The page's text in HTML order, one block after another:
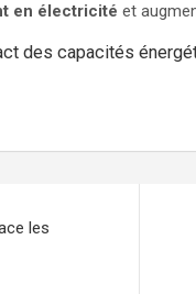
en électricité et
des capacités
les